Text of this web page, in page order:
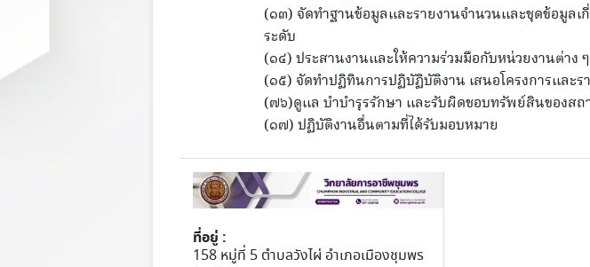
(๑๓) จัดทำฐานข้อมูลและรายงานจำนวนและชุดข้อมูล
ระดับ
(๑๔) ประสานงานและให้ความร่วมมือกับหน่วยงานต่าง
(๑๕) จัดทำปฏิทินการปฏิบัฏิบัติงาน เสนอโครงการและ
(๗๖)ดูแล บำบำรุรรักษา และรับผิดชอบทรัพย์สินของส
(๑๗) ปฏิบัติงานอื่นตามที่ได้รับมอบหมาย
ที่อยู่ :
158 หมู่ที่ 5 ตำบลวังไผ่ อำเภอเมืองชุมพร